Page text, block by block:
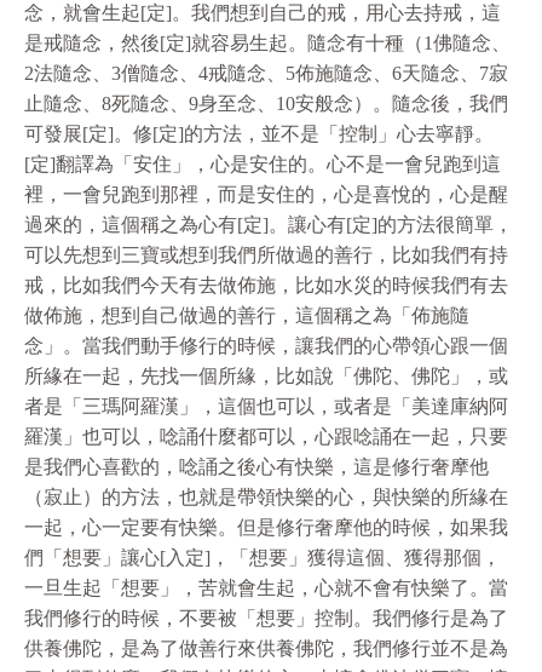
念，就會生起[定]。我們想到自己的戒，用心去持戒，這
是戒隨念，然後[定]就容易生起。隨念有十種（1佛隨念、
2法隨念、3僧隨念、4戒隨念、5佈施隨念、6天隨念、7寂
止隨念、8死隨念、9身至念、10安般念）。隨念後，我們
可發展[定]。修[定]的方法，並不是「控制」心去寧靜。
[定]翻譯為「安住」，心是安住的。心不是一會兒跑到這
裡，一會兒跑到那裡，而是安住的，心是喜悅的，心是醒
過來的，這個稱之為心有[定]。讓心有[定]的方法很簡單，
可以先想到三寶或想到我們所做過的善行，比如我們有持
戒，比如我們今天有去做佈施，比如水災的時候我們有去
做佈施，想到自己做過的善行，這個稱之為「佈施隨
念」。當我們動手修行的時候，讓我們的心帶領心跟一個
所緣在一起，先找一個所緣，比如說「佛陀、佛陀」，或
者是「三瑪阿羅漢」，這個也可以，或者是「美達庫納阿
羅漢」也可以，唸誦什麼都可以，心跟唸誦在一起，只要
是我們心喜歡的，唸誦之後心有快樂，這是修行奢摩他
（寂止）的方法，也就是帶領快樂的心，與快樂的所緣在
一起，心一定要有快樂。但是修行奢摩他的時候，如果我
們「想要」讓心[入定]，「想要」獲得這個、獲得那個，
一旦生起「想要」，苦就會生起，心就不會有快樂了。當
我們修行的時候，不要被「想要」控制。我們修行是為了
供養佛陀，是為了做善行來供養佛陀，我們修行並不是為